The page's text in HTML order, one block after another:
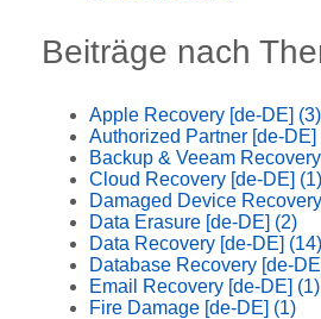
Beiträge nach
Apple Recovery [de-DE] (3)
Authorized Partner [de-DE]
Backup & Veeam
Cloud Recovery [de-DE] (1)
Damaged Device
Data Erasure [de-DE] (2)
Data Recovery [de-DE] (14)
Database Recovery [de-
Email Recovery [de-DE] (1)
Fire Damage [de-DE] (1)